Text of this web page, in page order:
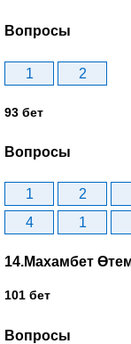
Вопросы
1 2
93 бет
Вопросы
1 2
4
1
14.Махамбет
101 бет
Вопросы